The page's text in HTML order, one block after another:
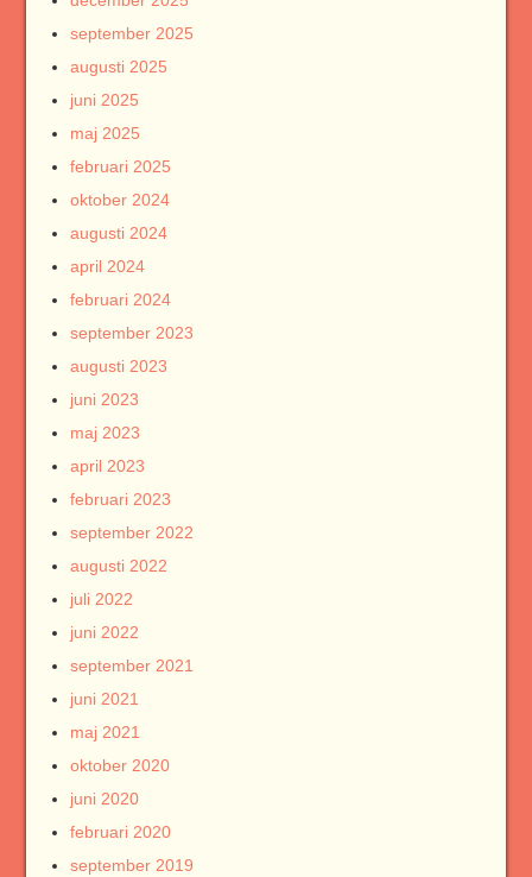
september 2025
augusti 2025
juni 2025
maj 2025
februari 2025
oktober 2024
augusti 2024
april 2024
februari 2024
september 2023
augusti 2023
juni 2023
maj 2023
april 2023
februari 2023
september 2022
augusti 2022
juli 2022
juni 2022
september 2021
juni 2021
maj 2021
oktober 2020
juni 2020
februari 2020
september 2019